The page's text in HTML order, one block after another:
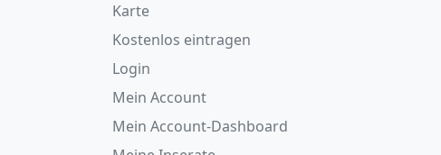
Karte
Kostenlos eintragen
Login
Mein Account
Mein Account-Dashboard